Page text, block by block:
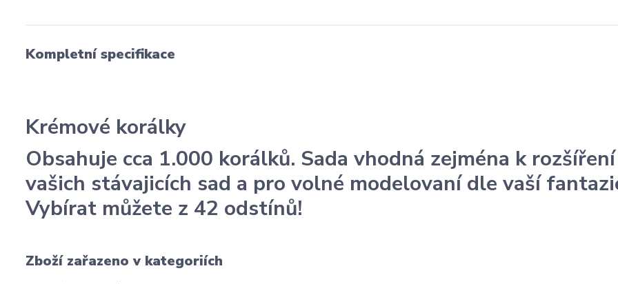
Kompletní specifikace
Krémové korálky
Obsahuje cca 1.000 korálků. Sada vhodná zejména k rozšíření
vašich stávajicích sad a pro volné modelovaní dle vaší
Vybírat můžete z 42 odstínů!
Zboží zařazeno v kategoriích